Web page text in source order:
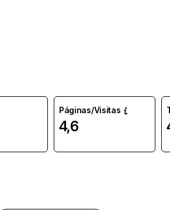
Páginas/Visitas
4,6